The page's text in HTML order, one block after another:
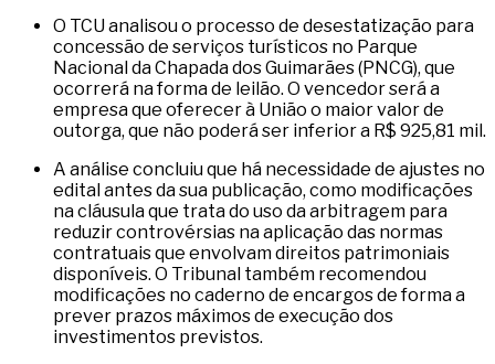
O TCU analisou o processo de desestatização para
concessão de serviços turísticos no Parque
Nacional da Chapada dos Guimarães (PNCG), que
ocorrerá na forma de leilão. O vencedor será a
empresa que oferecer à União o maior valor de
outorga, que não poderá ser inferior a R$ 925,81 mil.
A análise concluiu que há necessidade de ajustes no
edital antes da sua publicação, como modificações
na cláusula que trata do uso da arbitragem para
reduzir controvérsias na aplicação das normas
contratuais que envolvam direitos patrimoniais
disponíveis. O Tribunal também recomendou
modificações no caderno de encargos de forma a
prever prazos máximos de execução dos
investimentos previstos.